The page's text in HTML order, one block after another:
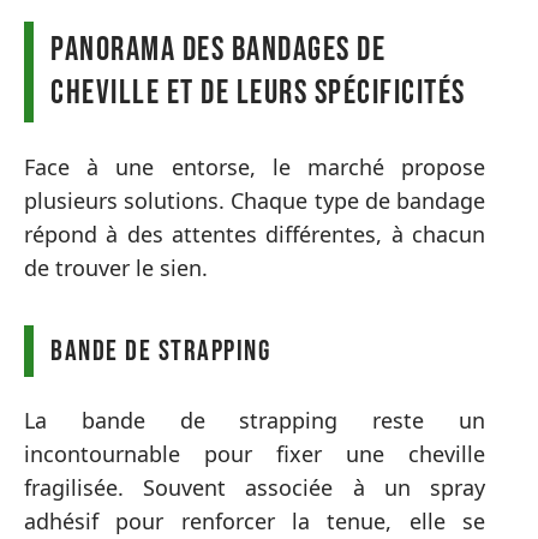
Panorama des bandages de
cheville et de leurs spécificités
Face à une entorse, le marché propose
plusieurs solutions. Chaque type de bandage
répond à des attentes différentes, à chacun
de trouver le sien.
Bande de strapping
La bande de strapping reste un
incontournable pour fixer une cheville
fragilisée. Souvent associée à un spray
adhésif pour renforcer la tenue, elle se